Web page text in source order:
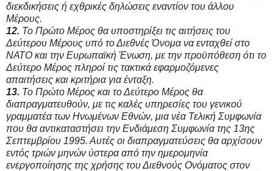
διεκδικήσεις ή εχθρικές δηλώσεις εναντίον του άλλου
Μέρους.
12. Το Πρώτο Μέρος θα υποστηρίξει τις αιτήσεις του
Δεύτερου Μέρους υπό το Διεθνές Όνομα να ενταχθεί στο
ΝΑΤΟ και την Ευρωπαϊκή Ένωση, με την προϋπόθεση ότι το
Δεύτερο Μέρος πληροί τις τακτικά εφαρμοζόμενες
απαιτήσεις και κριτήρια για ένταξη.
13. Το Πρώτο Μέρος και το Δεύτερο Μέρος θα
διαπραγματευθούν, με τις καλές υπηρεσίες του γενικού
γραμματέα των Ηνωμένων Εθνών, μια νέα Τελική Συμφωνία
που θα αντικαταστήσει την Ενδιάμεση Συμφωνία της 13ης
Σεπτεμβρίου 1995. Αυτές οι διαπραγματεύσεις θα αρχίσουν
εντός τριών μηνών ύστερα από την ημερομηνία
ενεργοποίησης της χρήσης του Διεθνούς Ονόματος στον